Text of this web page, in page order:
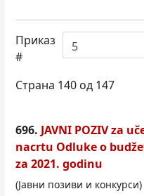
Приказ
#
Страна 140 од 147
696. JAVNI POZIV za
nacrtu Odluke o
za 2021. godinu
(Јавни позиви и конкурси)